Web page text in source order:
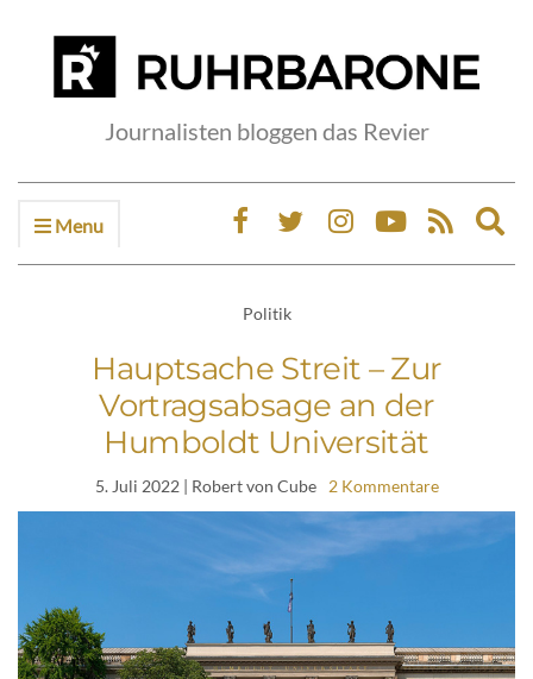
Journalisten bloggen das Revier
Menu
Politik
Hauptsache Streit – Zur
Vortragsabsage an der
Humboldt Universität
5. Juli 2022| Robert von Cube 2 Kommentare